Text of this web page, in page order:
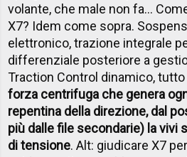
volante, che male non fa...
X7? Idem come sopra.
elettronico, trazione integrale
differenziale posteriore a
Traction Control dinamico,
forza centrifuga che genera
repentina della direzione, dal
più dalle file secondarie) la vivi
di tensione. Alt: giudicare X7